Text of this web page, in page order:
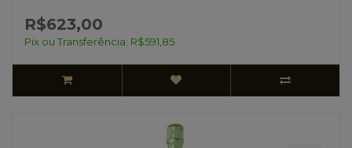
R$623,00
Pix ou Transferência: R$591,85